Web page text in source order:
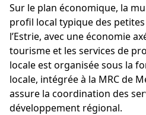
Sur le plan économique, la
profil local typique des
l’Estrie, avec une économie
tourisme et les services de
locale est organisée sous la
locale, intégrée à la MRC de
assure la coordination des
développement régional.